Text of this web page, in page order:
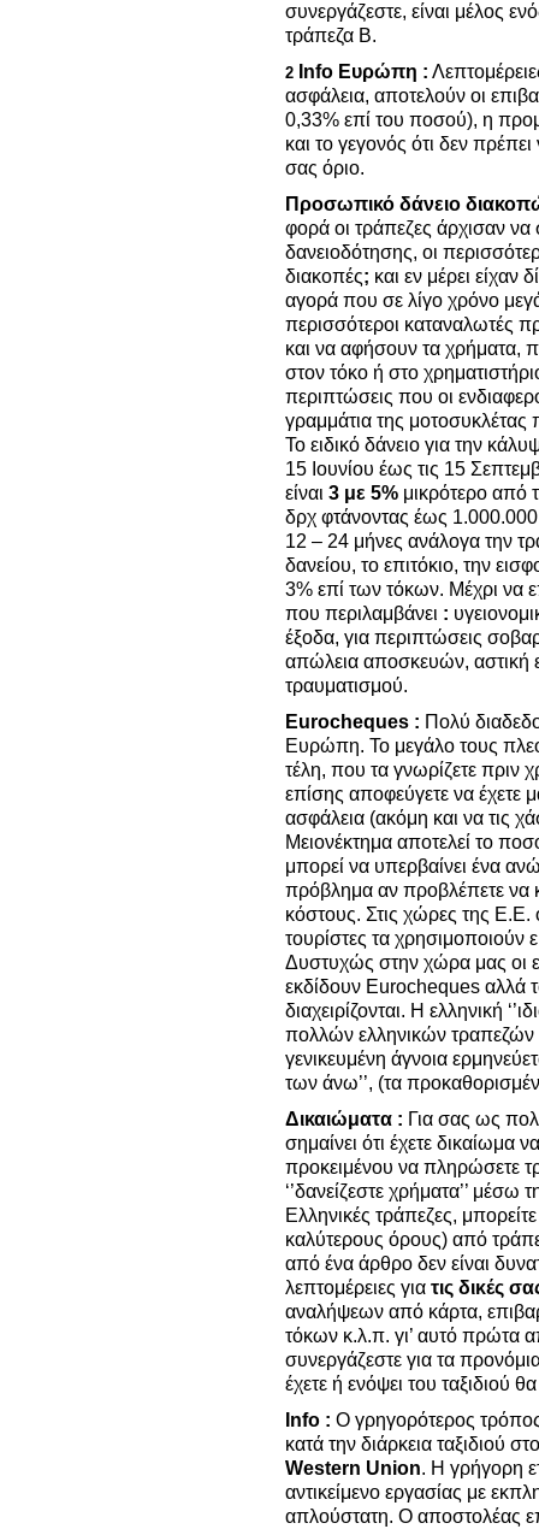
συνεργάζεστε, είναι μέλος
τράπεζα Β.
2 Info Ευρώπη :
ασφάλεια, αποτελούν οι
0,33% επί του ποσού), η
και το γεγονός ότι δεν πρέπει
σας όριο.
Προσωπικό δάνειο
φορά οι τράπεζες άρχισαν να
δανειοδότησης, οι
διακοπές; και εν μέρει είχαν
αγορά που σε λίγο χρόνο
περισσότεροι καταναλωτές
και να αφήσουν τα χρήματα,
στον τόκο ή στο
περιπτώσεις που οι
γραμμάτια της μοτοσυκλέτας
Το ειδικό δάνειο για την
15 Ιουνίου έως τις 15
είναι 3 με 5% μικρότερο από
δρχ φτάνοντας έως
12 – 24 μήνες ανάλογα την
δανείου, το επιτόκιο, την
3% επί των τόκων. Μέχρι να
που περιλαμβάνει :
έξοδα, για περιπτώσεις
απώλεια αποσκευών, αστική
τραυματισμού.
Eurocheques : Πολύ
Ευρώπη. Το μεγάλο τους
τέλη, που τα γνωρίζετε πριν
επίσης αποφεύγετε να έχετε
ασφάλεια (ακόμη και να τις
Μειονέκτημα αποτελεί το
μπορεί να υπερβαίνει ένα
πρόβλημα αν προβλέπετε να
κόστους. Στις χώρες της Ε.Ε.
τουρίστες τα χρησιμοποιούν
Δυστυχώς στην χώρα μας οι
εκδίδουν Eurocheques αλλά
διαχειρίζονται. Η ελληνική
πολλών ελληνικών τραπεζών
γενικευμένη άγνοια
των άνω’’, (τα
Δικαιώματα : Για σας ως
σημαίνει ότι έχετε δικαίωμα
προκειμένου να πληρώσετε
‘’δανείζεστε χρήματα’’
Ελληνικές τράπεζες,
καλύτερους όρους) από
από ένα άρθρο δεν είναι
λεπτομέρειες για τις δικές
αναλήψεων από κάρτα,
τόκων κ.λ.π. γι’ αυτό πρώτα
συνεργάζεστε για τα
έχετε ή ενόψει του ταξιδιού
Info : Ο γρηγορότερος τρόπος
κατά την διάρκεια ταξιδιού
Western Union. Η γρήγορη
αντικείμενο εργασίας με
απλούστατη. Ο αποστολέας